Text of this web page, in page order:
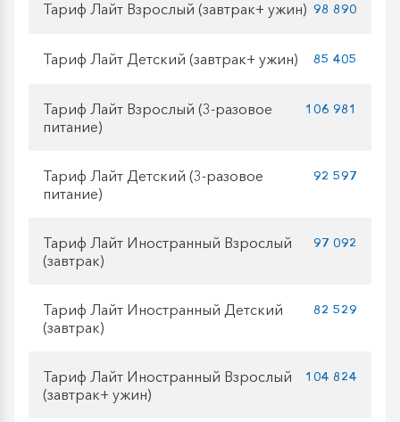
Тариф Лайт Взрослый (завтрак+ ужин) 98 890
Тариф Лайт Детский (завтрак+ ужин) 85 405
Тариф Лайт Взрослый (3-разовое
питание)
106 981
Тариф Лайт Детский (3-разовое
питание)
92 597
Тариф Лайт Иностранный Взрослый
(завтрак)
97 092
Тариф Лайт Иностранный Детский
(завтрак)
82 529
Тариф Лайт Иностранный Взрослый
(завтрак+ ужин)
104 824